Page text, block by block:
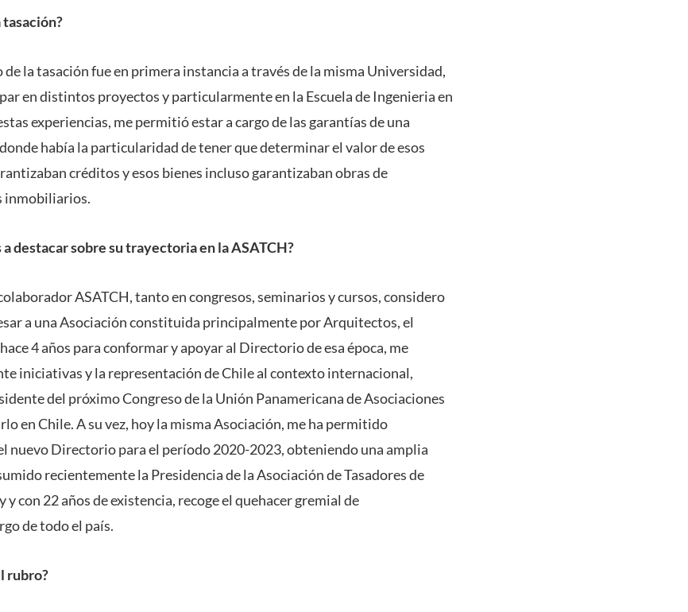
tasación?
la tasación fue en primera instancia a través de la misma Universidad,
en distintos proyectos y particularmente en la Escuela de Ingenieria en
experiencias, me permitió estar a cargo de las garantías de una
había la particularidad de tener que determinar el valor de esos
créditos y esos bienes incluso garantizaban obras de
inmobiliarios.
a destacar sobre su trayectoria en la ASATCH?
ASATCH, tanto en congresos, seminarios y cursos, considero
a una Asociación constituida principalmente por Arquitectos, el
4 años para conformar y apoyar al Directorio de esa época, me
iniciativas y la representación de Chile al contexto internacional,
del próximo Congreso de la Unión Panamericana de Asociaciones
en Chile. A su vez, hoy la misma Asociación, me ha permitido
nuevo Directorio para el período 2020-2023, obteniendo una amplia
recientemente la Presidencia de la Asociación de Tasadores de
y con 22 años de existencia, recoge el quehacer gremial de
de todo el país.
rubro?